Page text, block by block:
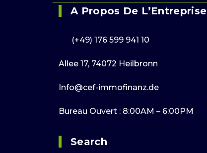
A Propos De L’Entreprise
(+49) 176 599 941 10
Allee 17, 74072 Heilbronn
Info@cef-immofinanz.de
Bureau Ouvert : 8:00AM – 6:00PM
Search